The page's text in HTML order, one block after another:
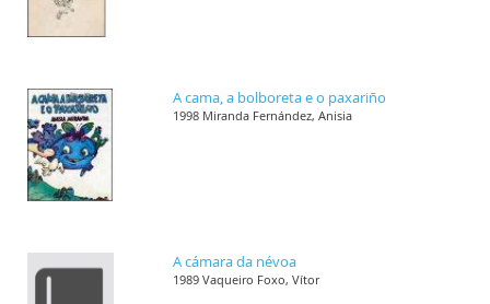
A cama, a bolboreta e o paxariño
1998 Miranda Fernández, Anisia
A cámara da névoa
1989 Vaqueiro Foxo, Vítor